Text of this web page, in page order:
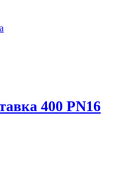
400 PN16